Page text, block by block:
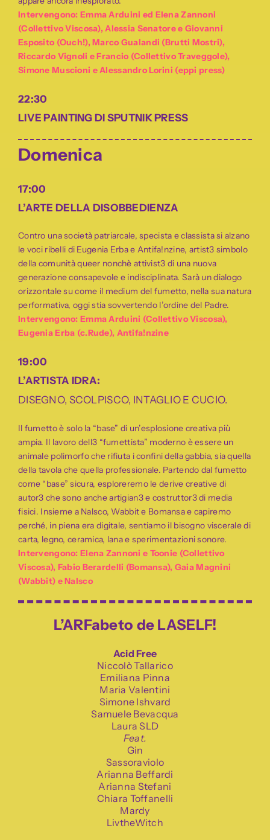
Intervengono: Emma Arduini ed Elena Zannoni
(Collettivo Viscosa), Alessia Senatore e Giovanni
Esposito (Ouch!), Marco Gualandi (Brutti Mostri),
Riccardo Vignoli e Francio (Collettivo Traveggole),
Simone Muscioni e Alessandro Lorini (eppi press)
22:30
LIVE PAINTING DI SPUTNIK PRESS
Domenica
17:00
L’ARTE DELLA DISOBBEDIENZA
Contro una società patriarcale, specista e classista si alzano
le voci ribelli di Eugenia Erba e Antifa!nzine, artist3 simbolo
della comunità queer nonchè attivist3 di una nuova
generazione consapevole e indisciplinata. Sarà un dialogo
orizzontale su come il medium del fumetto, nella sua natura
performativa, oggi stia sovvertendo l’ordine del Padre.
Intervengono: Emma Arduini (Collettivo Viscosa),
Eugenia Erba (c.Rude), Antifa!nzine
19:00
L’ARTISTA IDRA:
DISEGNO, SCOLPISCO, INTAGLIO E CUCIO.
Il fumetto è solo la “base” di un’esplosione creativa più
ampia. Il lavoro dell3 “fumettista” moderno è essere un
animale polimorfo che rifiuta i confini della gabbia, sia quella
della tavola che quella professionale. Partendo dal fumetto
come “base” sicura, esploreremo le derive creative di
autor3 che sono anche artigian3 e costruttor3 di media
fisici. Insieme a Nalsco, Wabbit e Bomansa e capiremo
perché, in piena era digitale, sentiamo il bisogno viscerale di
carta, legno, ceramica, lana e sperimentazioni sonore.
Intervengono: Elena Zannoni e Toonie (Collettivo
Viscosa), Fabio Berardelli (Bomansa), Gaia Magnini
(Wabbit) e Nalsco
L’ARFabeto de LASELF!
Acid Free
Niccolò Tallarico
Emiliana Pinna
Maria Valentini
Simone Ishvard
Samuele Bevacqua
Laura SLD
Feat.
Gin
Sassoraviolo
Arianna Beffardi
Arianna Stefani
Chiara Toffanelli
Mardy
LivtheWitch